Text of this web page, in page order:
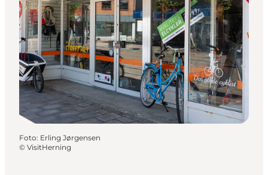
Resmål
Aktiviteter
Övernatta
Planera resan
Foto: Erling Jørgensen
© VisitHerning